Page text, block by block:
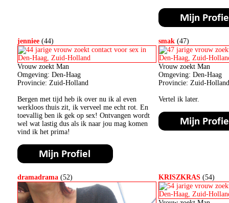
jenniee (44)
Vrouw zoekt Man
Omgeving: Den-Haag
Provincie: Zuid-Holland
Bergen met tijd heb ik over nu ik al even
werkloos thuis zit, ik verveel me echt rot. En
toevallig ben ik gek op sex! Ontvangen wordt
wel wat lastig dus als ik naar jou mag komen
vind ik het prima!
smak (47)
Vrouw zoekt Man
Omgeving: Den-Haag
Provincie: Zuid-Holland
Vertel ik later.
dramadrama (52) KRISZKRAS (54)